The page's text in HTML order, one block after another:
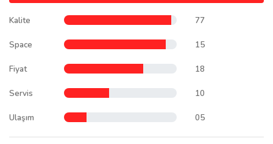
Kalite 77
Space 15
Fiyat 18
Servis 10
Ulaşım 05